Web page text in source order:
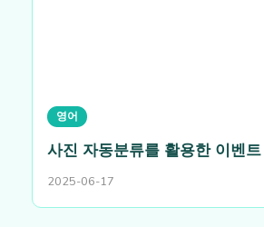
영어
사진 자동분류를 활용한 이벤
2025-06-17